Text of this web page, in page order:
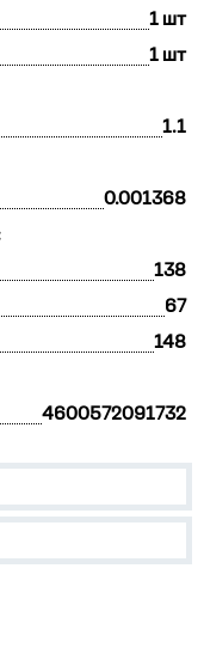
1 шт
1 шт
1.1
0.001368
138
67
148
4600572091732